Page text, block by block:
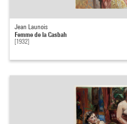
Jean Launois
Femme de la Casbah
[1932]